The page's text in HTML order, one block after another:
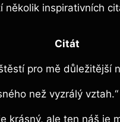
několik inspirativních
Citát
pro mě důležitější
než vyzrálý vztah.“
krásný, ale ten náš je